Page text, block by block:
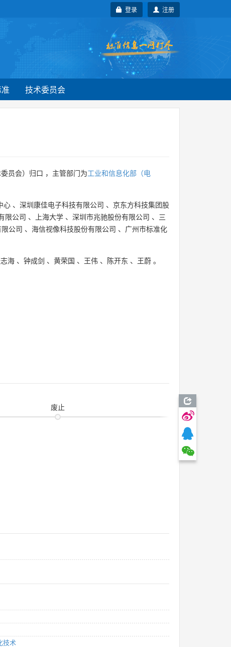
注册
登录
技术委员会
员会）归口 ，主管部门为工业和信息化部（电
心 、 深圳康佳电子科技有限公司 、 京东方科技集团股
限公司 、 上海大学 、 深圳市兆驰股份有限公司 、 三
公司 、 海信视像科技股份有限公司 、 广州市标准化
海 、 钟成剑 、 黄荣国 、 王伟 、 陈开东 、 王蔚 。
废止
技术